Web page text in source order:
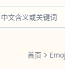
首页